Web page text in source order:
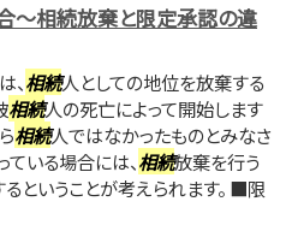
～相続放棄と限定承認の違
、相続人としての地位を放棄する
相続人の死亡によって開始します
相続人ではなかったものとみなさ
ている場合には、相続放棄を行う
ということが考えられます。 ■限